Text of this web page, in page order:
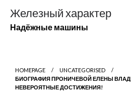
содержимому
Железный характер
Надёжные машины
HOMEPAGE
UNCATEGORISED
БИОГРАФИЯ ПРОНИЧЕВОЙ ЕЛЕНЫ
НЕВЕРОЯТНЫЕ ДОСТИЖЕНИЯ!